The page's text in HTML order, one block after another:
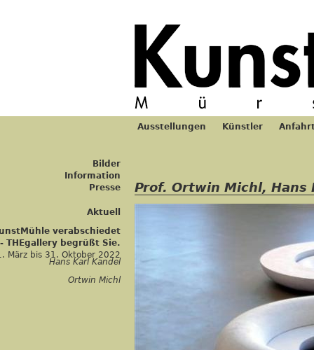
Prof. Ortwin Michl, Hans
Ausstellungen Künstler
Bilder
Information
Presse
Aktuell
verabschiedet
THEgallery begrüßt Sie.
März bis 31. Oktober 2022
Hans Karl Kandel
Ortwin Michl